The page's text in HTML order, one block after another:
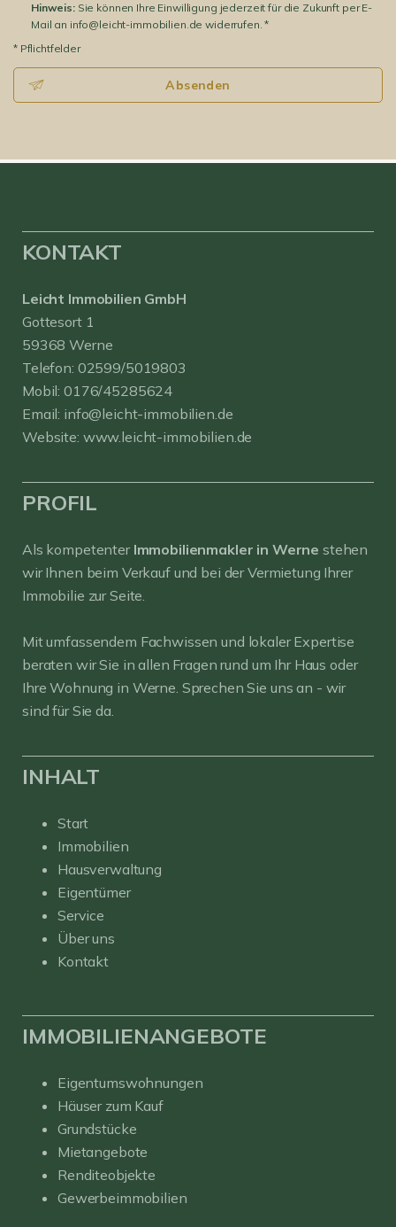
Hinweis:Sie können Ihre Einwilligung jederzeit für die Zukunft per E-
Mail an info@leicht-immobilien.de widerrufen. *
* Pflichtfelder
Absenden
KONTAKT
Leicht Immobilien GmbH
Gottesort 1
59368 Werne
Telefon: 02599/5019803
Mobil: 0176/45285624
Email: info@leicht-immobilien.de
Website: www.leicht-immobilien.de
PROFIL
Als kompetenter Immobilienmakler in Werne stehen
wir Ihnen beim Verkauf und bei der Vermietung Ihrer
Immobilie zur Seite.
Mit umfassendem Fachwissen und lokaler Expertise
beraten wir Sie in allen Fragen rund um Ihr Haus oder
Ihre Wohnung in Werne. Sprechen Sie uns an - wir
sind für Sie da.
INHALT
Start
Immobilien
Hausverwaltung
Eigentümer
Service
Über uns
Kontakt
IMMOBILIENANGEBOTE
Eigentumswohnungen
Häuser zum Kauf
Grundstücke
Mietangebote
Renditeobjekte
Gewerbeimmobilien